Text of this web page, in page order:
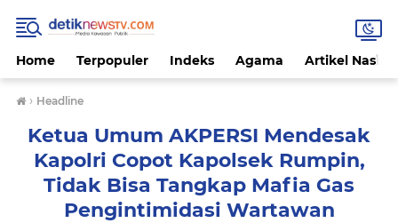
Home Terpopuler Indeks Agama Artikel
› Headline
Ketua Umum AKPERSI Mendesak
Kapolri Copot Kapolsek Rumpin,
Tidak Bisa Tangkap Mafia Gas
Pengintimidasi Wartawan